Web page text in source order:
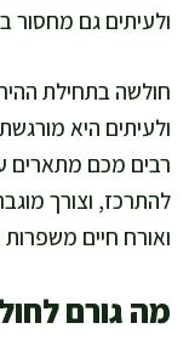
ולעיתים גם מחסור
חולשה בתחילת
ולעיתים היא
רבים מכם מתארים
להתרכז, וצורך
ואורח חיים
מה גורם